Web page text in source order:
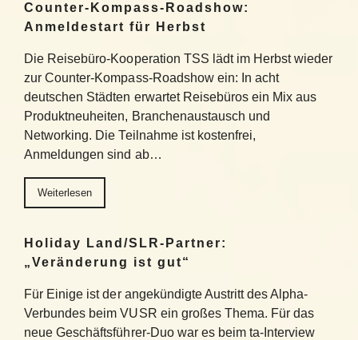
Counter-Kompass-Roadshow:
Anmeldestart für Herbst
Die Reisebüro-Kooperation TSS lädt im Herbst wieder
zur Counter-Kompass-Roadshow ein: In acht
deutschen Städten erwartet Reisebüros ein Mix aus
Produktneuheiten, Branchenaustausch und
Networking. Die Teilnahme ist kostenfrei,
Anmeldungen sind ab…
Weiterlesen
Holiday Land/SLR-Partner:
„Veränderung ist gut“
Für Einige ist der angekündigte Austritt des Alpha-
Verbundes beim VUSR ein großes Thema. Für das
neue Geschäftsführer-Duo war es beim ta-Interview